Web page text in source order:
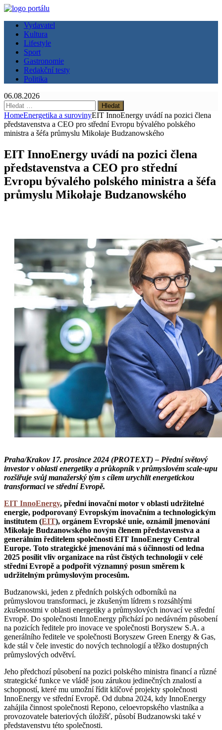
Vydavatel
Kultura
Lifestyle
Sport
Gastronomie
Redakční testy
Politika
06.08.2026
Vyhledávání
HomeEnergetika a surovinyEIT InnoEnergy uvádí na pozici člena
představenstva a CEO pro střední Evropu bývalého polského
ministra a šéfa průmyslu Mikołaje Budzanowského
EIT InnoEnergy uvádí na pozici člena
představenstva a CEO pro střední
Evropu bývalého polského ministra a šéfa
průmyslu Mikołaje Budzanowského
Praha/Krakov 17. prosince 2024 (PROTEXT) – Přední světový
investor v oblasti energetiky a průkopník v průmyslovém scale-upu
rozšiřuje svůj manažerský tým s cílem urychlit energetickou
transformaci ve střední Evropě.
EIT InnoEnergy, přední inovační motor v oblasti udržitelné
energie, podporovaný Evropským inovačním a technologickým
institutem (EIT), orgánem Evropské unie, oznámil jmenování
Mikołaje Budzanowského novým členem představenstva a
generálním ředitelem společnosti EIT InnoEnergy Central
Europe. Toto strategické jmenování má s účinností od ledna
2025 posílit vliv organizace na růst čistých technologií v celé
střední Evropě a podpořit významný posun směrem k
udržitelným průmyslovým procesům.
Budzanowski, jeden z předních polských odborníků na
průmyslovou transformaci, je zkušeným lídrem s rozsáhlými
zkušenostmi v oblasti energetiky a průmyslových inovací ve střední
Evropě. Do společnosti InnoEnergy přichází po nedávném působení
na pozicích ředitele pro inovace ve společnosti Boryszew S.A. a
generálního ředitele ve společnosti Boryszew Green Energy & Gas,
kde stál v čele investic do nových technologií a těžko dostupných
průmyslových odvětví.
Jeho předchozí působení na pozici polského ministra financí a různé
strategické funkce ve vládě jsou zárukou jedinečných znalostí a
schopností, které mu umožní řídit klíčové projekty společnosti
InnoEnergy ve střední Evropě. Od dubna 2024, kdy InnoEnergy
zahájila činnost společnosti Repono, celoevropského vlastníka a
provozovatele bateriových úložišť, působí Budzanowski také v
představenstvu této společnosti.